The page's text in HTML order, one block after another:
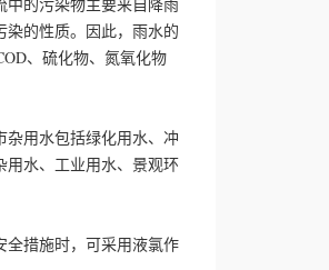
的性质。因此，雨水的
、硫化物、氮氧化物
用水包括绿化用水、冲
用水、工业用水、景观环
措施时，可采用液氯作